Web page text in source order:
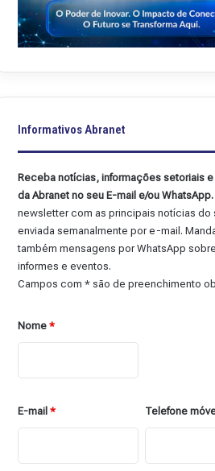
Informativos Abranet
Receba notícias, informações setoriais
da Abranet no seu E-mail e/ou
newsletter com as principais notícias do
enviada semanalmente por e-mail.
também mensagens por WhatsApp
informes e eventos.
Campos com * são de preenchimento
Nome*
E-mail* Telefone